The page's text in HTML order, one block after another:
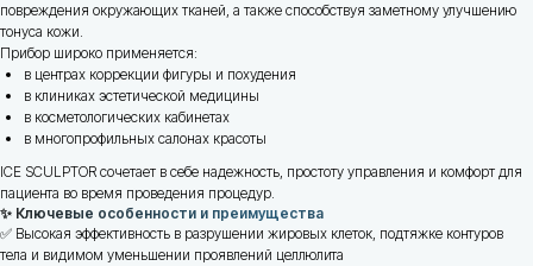
повреждения окружающих тканей, а также способствуя заметному улучшению
тонуса кожи.
Прибор широко применяется:
в центрах коррекции фигуры и похудения
в клиниках эстетической медицины
в косметологических кабинетах
в многопрофильных салонах красоты
ICE SCULPTOR сочетает в себе надежность, простоту управления и комфорт для
пациента во время проведения процедур.
✨ Ключевые особенности и преимущества
✅ Высокая эффективность в разрушении жировых клеток, подтяжке контуров
тела и видимом уменьшении проявлений целлюлита
Адрес